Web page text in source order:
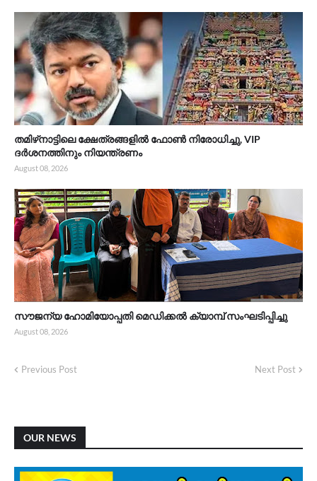
തമിഴ്‌നാട്ടിലെ ക്ഷേത്രങ്ങളിൽ ഫോൺ നിരോധിച്ചു, VIP
ദർശനത്തിനും നിയന്ത്രണം
August 08, 2026
സൗജന്യ ഹോമിയോപ്പതി മെഡിക്കൽ ക്യാമ്പ് സംഘടിപ്പിച്ചു
August 08, 2026
Previous Post Next Post
OUR NEWS